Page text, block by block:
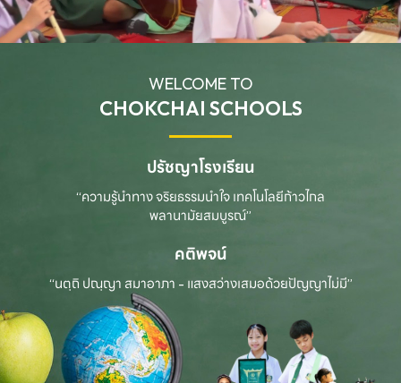
WELCOME TO
CHOKCHAI SCHOOLS
ปรัชญาโรงเรียน
“ความรู้นำทาง จริยธรรมนำใจ เทคโนโลยีก้าวไกล
พลานามัยสมบูรณ์”
คติพจน์
“นตฺถิ ปณฺญา สมาอาภา - แสงสว่างเสมอด้วยปัญญาไม่มี”